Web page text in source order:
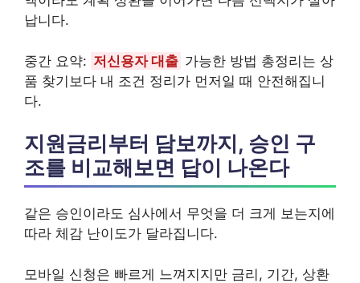
납니다.
중간 요약: 저신용자 대출 가능한 방법 총정리는 상
품 찾기보다 내 조건 정리가 먼저일 때 안전해집니
다.
지원금리부터 담보까지, 승인 구
조를 비교해보면 답이 나온다
같은 승인이라도 심사에서 무엇을 더 크게 보는지에
따라 체감 난이도가 달라집니다.
모바일 신청은 빠르게 느껴지지만 금리, 기간, 상환